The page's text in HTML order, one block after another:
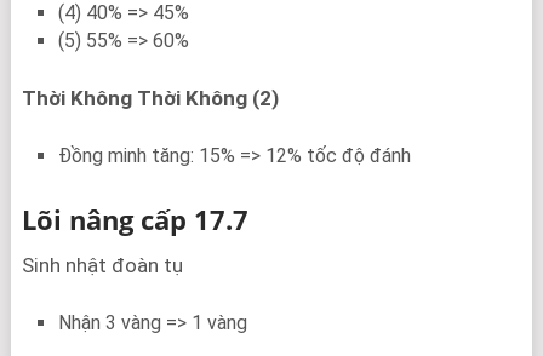
(4) 40% => 45%
(5) 55% => 60%
Thời Không Thời Không (2)
Đồng minh tăng: 15% => 12% tốc độ đánh
Lõi nâng cấp 17.7
Sinh nhật đoàn tụ
Nhận 3 vàng => 1 vàng